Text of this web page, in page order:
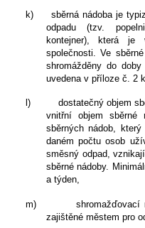
k)
sběrná nádoba je
odpadu (tzv.
kontejner), která je
společnosti. Ve
shromážděny do
uvedena v příloze č. 2
l)
dostatečný objem
vnitřní objem sběrné
sběrných nádob,
daném počtu osob
směsný odpad,
sběrné nádoby.
a týden,
m) shromažďovací
zajištěné městem pro